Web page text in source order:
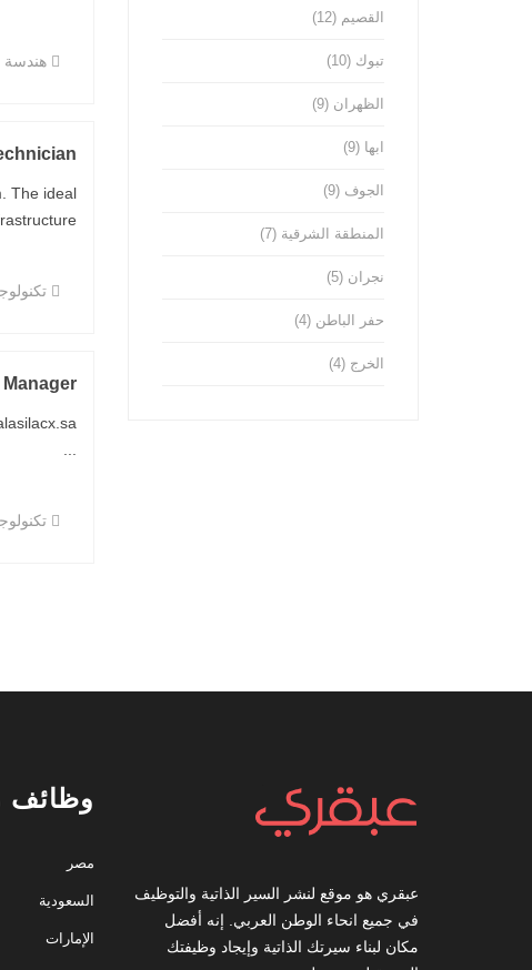
القصيم (12)
تبوك (10)
الظهران (9)
ابها (9)
الجوف (9)
المنطقة الشرقية (7)
نجران (5)
حفر الباطن (4)
الخرج (4)
هندسة
The ideal
...
Manager
عبقري هو موقع لنشر السير الذاتية والتوظيف
في جميع انحاء الوطن العربي. إنه أفضل
مكان لبناء سيرتك الذاتية وإيجاد وظيفتك
وظائف
مصر
السعودية
الإمارات